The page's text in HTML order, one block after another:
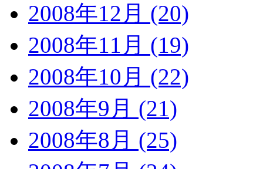
2008年12月 (20)
2008年11月 (19)
2008年10月 (22)
2008年9月 (21)
2008年8月 (25)